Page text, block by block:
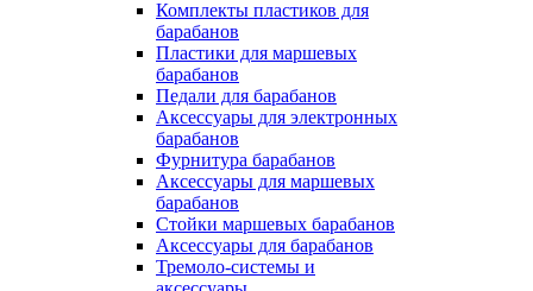
Комплекты пластиков для
барабанов
Пластики для маршевых
барабанов
Педали для барабанов
Аксессуары для электронных
барабанов
Фурнитура барабанов
Аксессуары для маршевых
барабанов
Стойки маршевых барабанов
Аксессуары для барабанов
Тремоло-системы и